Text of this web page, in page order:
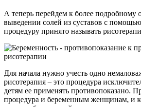
А теперь перейдем к более
выведении солей из суставов с
процедуру принято называть
Для начала нужно учесть одно
рисотерапия – это процедура
детям ее применять противопоказано.
процедура и беременным женщинам, и